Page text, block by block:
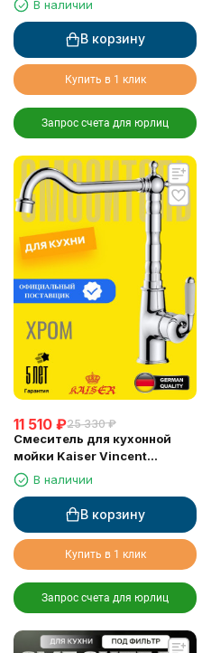
В наличии
В корзину
Купить в 1 клик
Запрос счета для юрлиц
11 510 ₽25 330 ₽
Смеситель для кухонной
мойки Kaiser Vincent
(31544), хром
В наличии
В корзину
Купить в 1 клик
Запрос счета для юрлиц